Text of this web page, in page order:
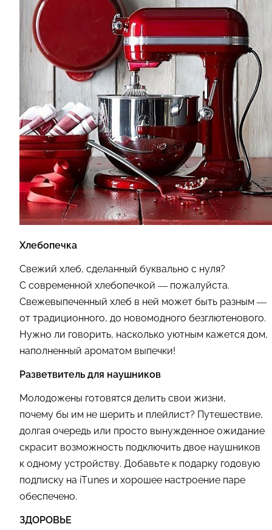
Хлебопечка
Свежий хлеб, сделанный буквально с нуля?
С современной хлебопечкой — пожалуйста.
Свежевыпеченный хлеб в ней может быть разным —
от традиционного, до новомодного безглютенового.
Нужно ли говорить, насколько уютным кажется дом,
наполненный ароматом выпечки!
Разветвитель для наушников
Молодожены готовятся делить свои жизни,
почему бы им не шерить и плейлист? Путешествие,
долгая очередь или просто вынужденное ожидание
скрасит возможность подключить двое наушников
к одному устройству. Добавьте к подарку годовую
подписку на iTunes и хорошее настроение паре
обеспечено.
ЗДОРОВЬЕ